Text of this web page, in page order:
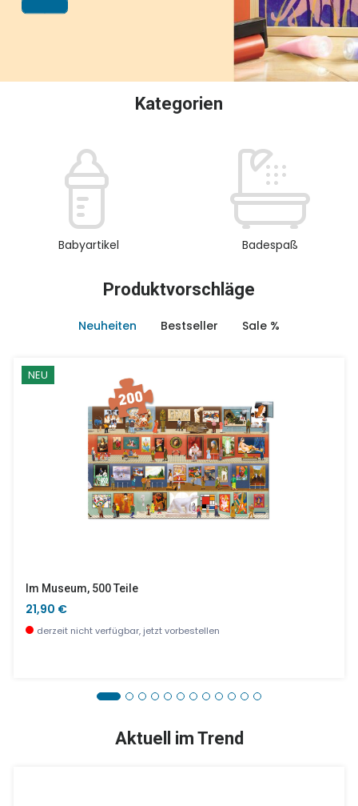
Kategorien
Babyartikel Badespaß
Produktvorschläge
Neuheiten Bestseller Sale %
NEU
Im Museum, 500 Teile
21,90 €
derzeit nicht verfügbar, jetzt vorbestellen
Aktuell im Trend